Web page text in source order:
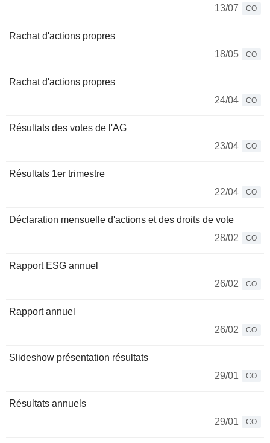
13/07
CO
Rachat d'actions propres
18/05
CO
Rachat d'actions propres
24/04
CO
Résultats des votes de l'AG
23/04
CO
Résultats 1er trimestre
22/04
CO
Déclaration mensuelle d'actions et des droits de vote
28/02
CO
Rapport ESG annuel
26/02
CO
Rapport annuel
26/02
CO
Slideshow présentation résultats
29/01
CO
Résultats annuels
29/01
CO